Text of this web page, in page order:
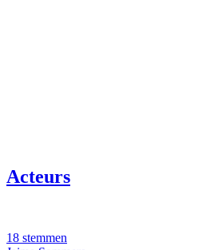
Acteurs
18 stemmen